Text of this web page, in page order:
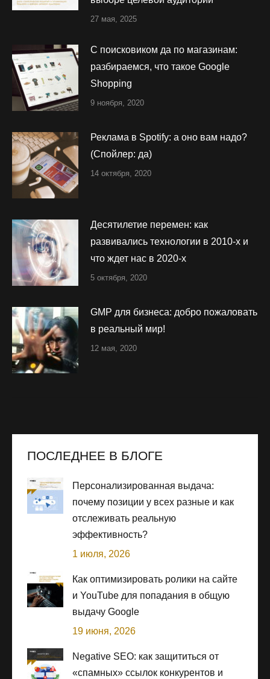
27 мая, 2025
С поисковиком да по магазинам:
разбираемся, что такое Google
Shopping
9 ноября, 2020
Реклама в Spotify: а оно вам надо?
(Спойлер: да)
14 октября, 2020
Десятилетие перемен: как
развивались технологии в 2010-х и
что ждет нас в 2020-х
5 октября, 2020
GMP для бизнеса: добро пожаловать
в реальный мир!
12 мая, 2020
ПОСЛЕДНЕЕ В БЛОГЕ
Персонализированная выдача:
почему позиции у всех разные и как
отслеживать реальную
эффективность?
1 июля, 2026
Как оптимизировать ролики на сайте
и YouTube для попадания в общую
выдачу Google
19 июня, 2026
Negative SEO: как защититься от
«спамных» ссылок конкурентов и